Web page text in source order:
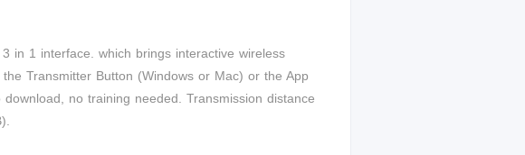
in 1 interface. which brings interactive wireless
Transmitter Button (Windows or Mac) or the App
no training needed. Transmission distance